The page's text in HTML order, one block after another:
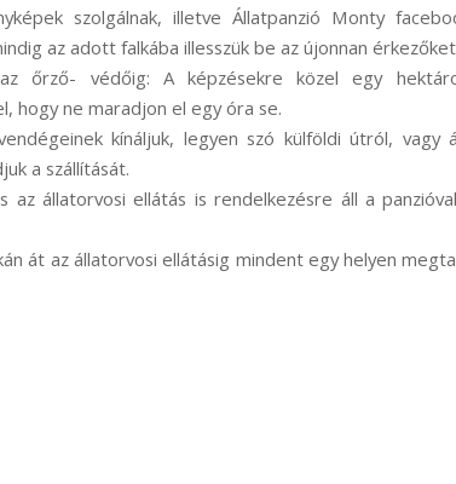
szolgálnak, illetve Állatpanzió Monty
az adott falkába illesszük be az újonnan
őrző- védőig: A képzésekre közel egy
hogy ne maradjon el egy óra se.
kínáljuk, legyen szó külföldi útról, vagy
a szállítását.
az állatorvosi ellátás is rendelkezésre áll a
át az állatorvosi ellátásig mindent egy helyen